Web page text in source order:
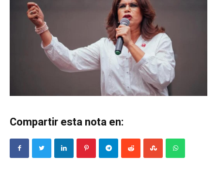
Compartir esta nota en: